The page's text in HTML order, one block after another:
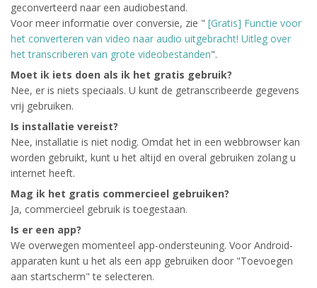
geconverteerd naar een audiobestand.
Voor meer informatie over conversie, zie " [Gratis] Functie voor
het converteren van video naar audio uitgebracht! Uitleg over
het transcriberen van grote videobestanden".
Moet ik iets doen als ik het gratis gebruik?
Nee, er is niets speciaals. U kunt de getranscribeerde gegevens
vrij gebruiken.
Is installatie vereist?
Nee, installatie is niet nodig. Omdat het in een webbrowser kan
worden gebruikt, kunt u het altijd en overal gebruiken zolang u
internet heeft.
Mag ik het gratis commercieel gebruiken?
Ja, commercieel gebruik is toegestaan.
Is er een app?
We overwegen momenteel app-ondersteuning. Voor Android-
apparaten kunt u het als een app gebruiken door "Toevoegen
aan startscherm" te selecteren.